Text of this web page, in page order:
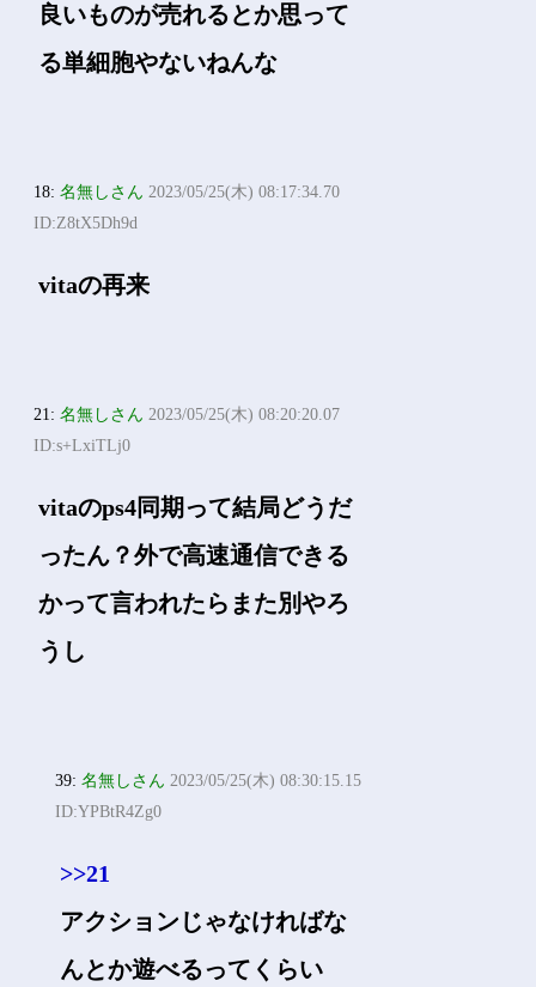
良いものが売れるとか思って
る単細胞やないねんな
18:名無しさん 2023/05/25(木) 08:17:34.70
ID:Z8tX5Dh9d
vitaの再来
21:名無しさん 2023/05/25(木) 08:20:20.07
ID:s+LxiTLj0
vitaのps4同期って結局どうだ
ったん？外で高速通信できる
かって言われたらまた別やろ
うし
39:名無しさん 2023/05/25(木) 08:30:15.15
ID:YPBtR4Zg0
>>21
アクションじゃなければな
んとか遊べるってくらい